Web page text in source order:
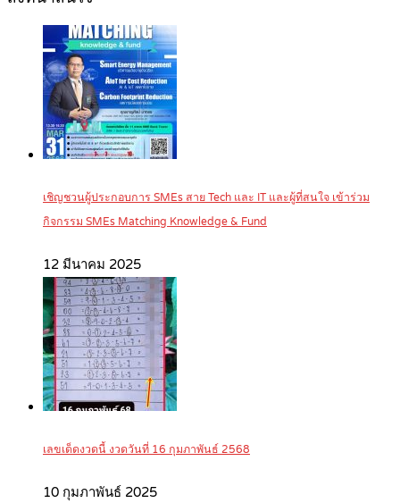
เชิญชวนผู้ประกอบการ SMEs สาย Tech และ IT และผู้ที่สนใจ เข้าร่วม
กิจกรรม SMEs Matching Knowledge & Fund
12 มีนาคม 2025
เลขเด็ดงวดนี้ งวดวันที่ 16 กุมภาพันธ์ 2568
10 กุมภาพันธ์ 2025